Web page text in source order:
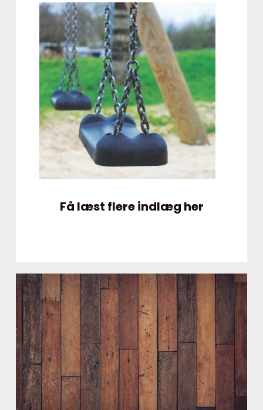
Få læst flere indlæg her